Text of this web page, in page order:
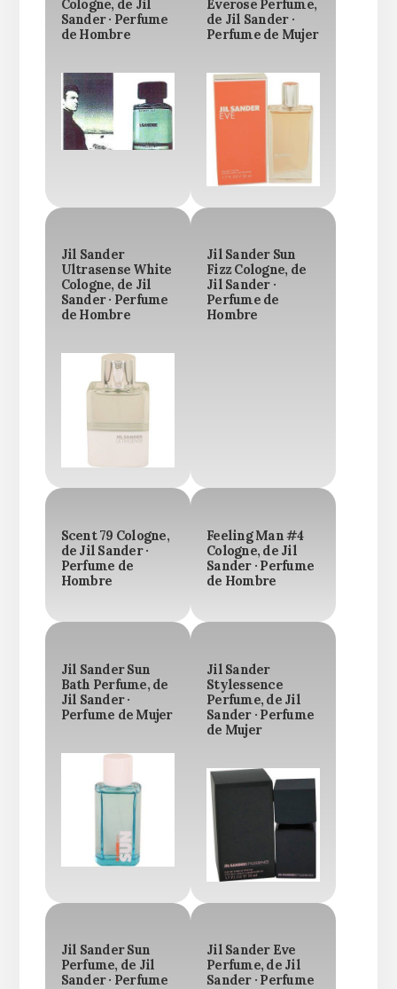
Cologne, de Jil
Sander · Perfume
de Hombre
Everose Perfume,
de Jil Sander ·
Perfume de Mujer
Jil Sander
Ultrasense White
Cologne, de Jil
Sander · Perfume
de Hombre
Jil Sander Sun
Fizz Cologne, de
Jil Sander ·
Perfume de
Hombre
Scent 79 Cologne,
de Jil Sander ·
Perfume de
Hombre
Feeling Man #4
Cologne, de Jil
Sander · Perfume
de Hombre
Jil Sander Sun
Bath Perfume, de
Jil Sander ·
Perfume de Mujer
Jil Sander
Stylessence
Perfume, de Jil
Sander · Perfume
de Mujer
Jil Sander Sun
Perfume, de Jil
Sander · Perfume
Jil Sander Eve
Perfume, de Jil
Sander · Perfume